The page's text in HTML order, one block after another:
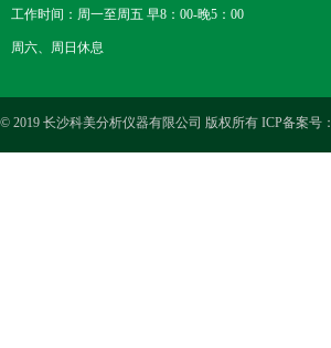
工作时间：周一至周五 早8：00-晚5：00
周六、周日休息
© 2019 长沙科美分析仪器有限公司 版权所有 ICP备案号：